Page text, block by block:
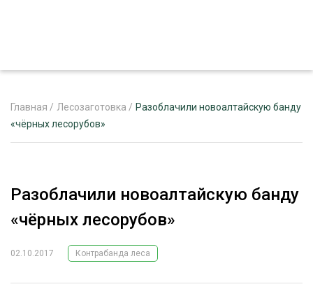
РЕКЛАМОДАТЕЛЯМ
ЛЕСНОЕ ХОЗЯЙСТВО
Главная / Лесозаготовка / Разоблачили новоалтайскую банду
«чёрных лесорубов»
Разоблачили новоалтайскую банду
«чёрных лесорубов»
02.10.2017 Контрабанда леса